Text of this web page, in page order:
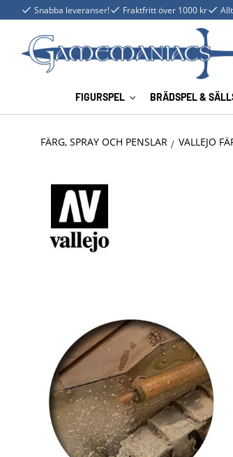
Snabba leveranser! Fraktfritt över 1000 kr
FIGURSPEL BRÄDSPEL &
FÄRG, SPRAY OCH PENSLAR VALLEJO